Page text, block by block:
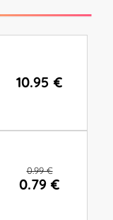
10.95 €
0.99 €
0.79 €